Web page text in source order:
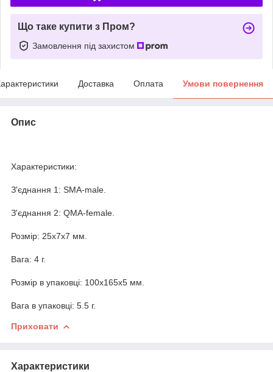
Що таке купити з Пром?
Замовлення під захистом
Доставка Оплата Умови повернення
Опис
Характеристики:
З'єднання 1: SMA-male.
З'єднання 2: QMA-female.
Розмір: 25x7x7 мм.
Вага: 4 г.
Розмір в упаковці: 100x165x5 мм.
Вага в упаковці: 5.5 г.
Приховати
Характеристики